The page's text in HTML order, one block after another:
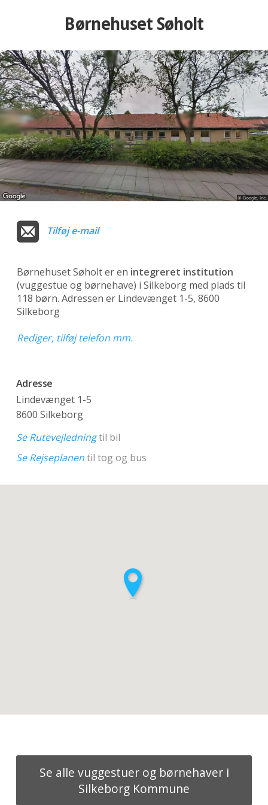
Børnehuset Søholt
Tilføj e-mail
Børnehuset Søholt er en integreret institution
(vuggestue og børnehave) i Silkeborg med plads til
118 børn. Adressen er Lindevænget 1-5, 8600
Silkeborg
Rediger, tilføj telefon mm.
Adresse
Lindevænget 1-5
8600 Silkeborg
Se Rutevejledningtil bil
Se Rejseplanentil tog og bus
Se alle vuggestuer og børnehaver i
Silkeborg Kommune